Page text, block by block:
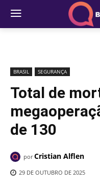
BRASIL SEGURANÇA
Total de
de 130
por Cristian Alflen
29 DE OUTUBRO DE 2025